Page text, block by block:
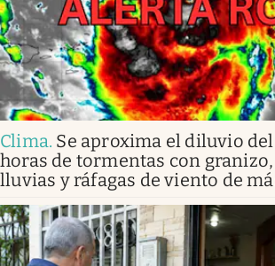
Clima. Se aproxima el diluvio
horas de tormentas con
lluvias y ráfagas de viento de